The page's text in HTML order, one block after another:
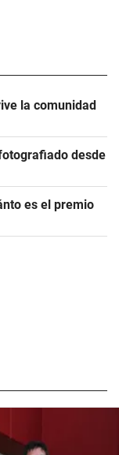
la comunidad
desde
es el premio